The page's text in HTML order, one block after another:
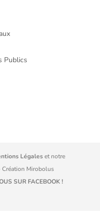
Publics
Légaleset notre
Création Mirobolus
SUR FACEBOOK !